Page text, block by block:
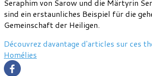
Seraphim von Sarow und die Märtyrin
sind ein erstaunliches Beispiel für die
Gemeinschaft der Heiligen.
Découvrez davantage d'articles sur ces
Homélies